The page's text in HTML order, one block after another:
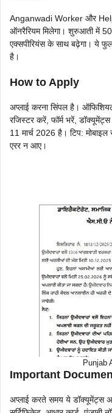
Anganwadi Worker और
ऑनरैरियम मिलेगा। शुरुआती में
एक्सपीरियंस के साथ बढ़ेगा। ये
है।
How to Apply
अप्लाई करना सिंपल है।
रजिस्टर करें, फॉर्म भरें,
11 मार्च 2026 है। टिप:
एरर न आए।
Punjab
Important
अप्लाई करते समय ये डॉक्यूमेंट्स